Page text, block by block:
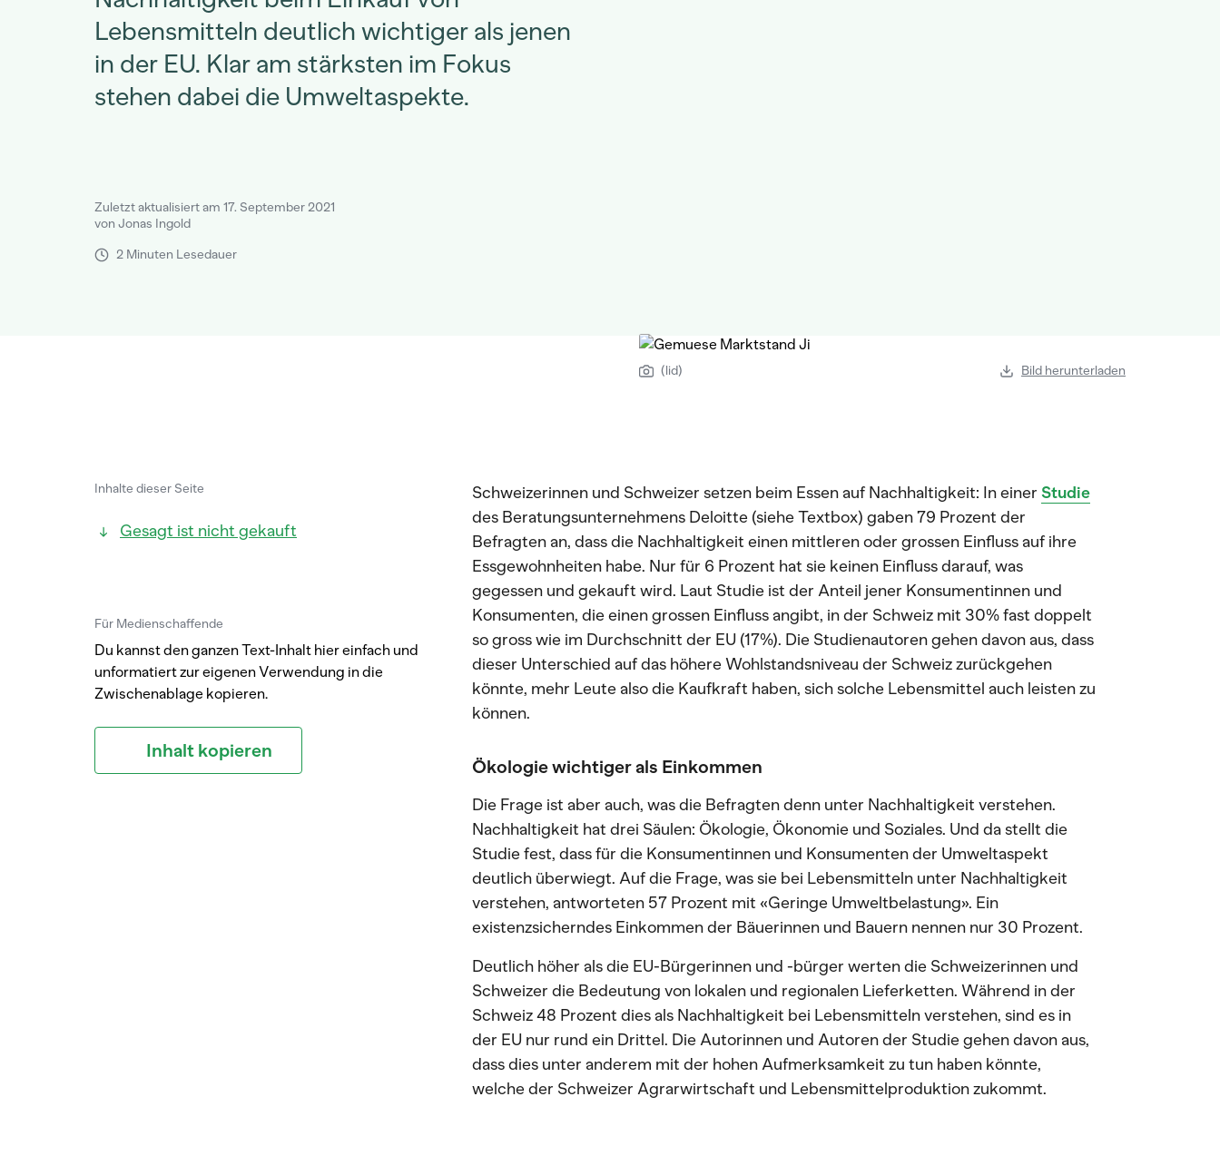
Lebensmitteln deutlich wichtiger als jenen
in der EU. Klar am stärksten im Fokus
stehen dabei die Umweltaspekte.
Zuletzt aktualisiert am 17. September 2021
von Jonas Ingold
2 Minuten Lesedauer
(lid) Bild herunterladen
Inhalte dieser Seite
Gesagt ist nicht gekauft
Für Medienschaffende
Du kannst den ganzen Text-Inhalt hier einfach und
unformatiert zur eigenen Verwendung in die
Zwischenablage kopieren.
Inhalt kopieren
Schweizerinnen und Schweizer setzen beim Essen auf Nachhaltigkeit: In einer Studie
des Beratungsunternehmens Deloitte (siehe Textbox) gaben 79 Prozent der
Befragten an, dass die Nachhaltigkeit einen mittleren oder grossen Einfluss auf ihre
Essgewohnheiten habe. Nur für 6 Prozent hat sie keinen Einfluss darauf, was
gegessen und gekauft wird. Laut Studie ist der Anteil jener Konsumentinnen und
Konsumenten, die einen grossen Einfluss angibt, in der Schweiz mit 30% fast doppelt
so gross wie im Durchschnitt der EU (17%). Die Studienautoren gehen davon aus, dass
dieser Unterschied auf das höhere Wohlstandsniveau der Schweiz zurückgehen
könnte, mehr Leute also die Kaufkraft haben, sich solche Lebensmittel auch leisten zu
können.
Ökologie wichtiger als Einkommen
Die Frage ist aber auch, was die Befragten denn unter Nachhaltigkeit verstehen.
Nachhaltigkeit hat drei Säulen: Ökologie, Ökonomie und Soziales. Und da stellt die
Studie fest, dass für die Konsumentinnen und Konsumenten der Umweltaspekt
deutlich überwiegt. Auf die Frage, was sie bei Lebensmitteln unter Nachhaltigkeit
verstehen, antworteten 57 Prozent mit «Geringe Umweltbelastung». Ein
existenzsicherndes Einkommen der Bäuerinnen und Bauern nennen nur 30 Prozent.
Deutlich höher als die EU-Bürgerinnen und -bürger werten die Schweizerinnen und
Schweizer die Bedeutung von lokalen und regionalen Lieferketten. Während in der
Schweiz 48 Prozent dies als Nachhaltigkeit bei Lebensmitteln verstehen, sind es in
der EU nur rund ein Drittel. Die Autorinnen und Autoren der Studie gehen davon aus,
dass dies unter anderem mit der hohen Aufmerksamkeit zu tun haben könnte,
welche der Schweizer Agrarwirtschaft und Lebensmittelproduktion zukommt.